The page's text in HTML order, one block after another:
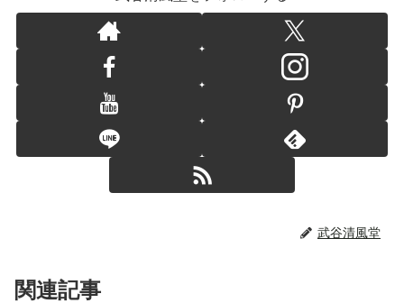
武谷清風堂
関連記事